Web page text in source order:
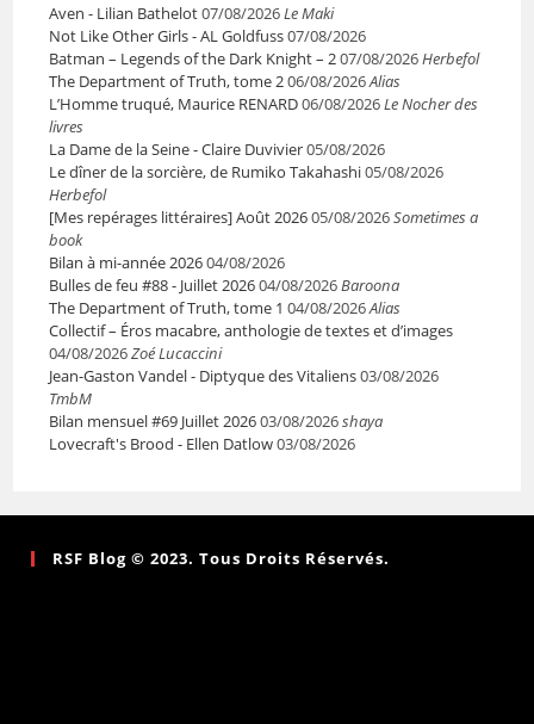
Aven - Lilian Bathelot07/08/2026Le Maki
Not Like Other Girls - AL Goldfuss07/08/2026
Batman – Legends of the Dark Knight – 207/08/2026Herbefol
The Department of Truth, tome 206/08/2026Alias
L’Homme truqué, Maurice RENARD06/08/2026Le Nocher des
livres
La Dame de la Seine - Claire Duvivier05/08/2026
Le dîner de la sorcière, de Rumiko Takahashi05/08/2026
Herbefol
[Mes repérages littéraires] Août 202605/08/2026Sometimes a
book
Bilan à mi-année 202604/08/2026
Bulles de feu #88 - Juillet 202604/08/2026Baroona
The Department of Truth, tome 1 04/08/2026Alias
Collectif – Éros macabre, anthologie de textes et d’images
04/08/2026Zoé Lucaccini
Jean-Gaston Vandel - Diptyque des Vitaliens03/08/2026
TmbM
Bilan mensuel #69 Juillet 202603/08/2026shaya
Lovecraft's Brood - Ellen Datlow03/08/2026
RSF Blog © 2023. Tous Droits Réservés.